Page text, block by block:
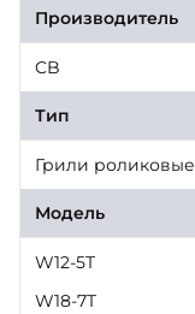
Производитель
CB
Тип
Грили роликовые
Модель
W12-5T
W18-7T